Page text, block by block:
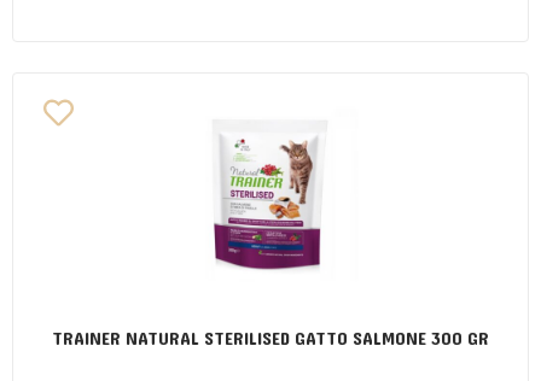
TRAINER NATURAL STERILISED GATTO SALMONE 300 GR